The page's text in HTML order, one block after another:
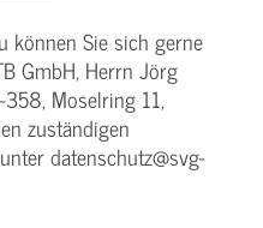
können Sie sich gerne
GmbH, Herrn Jörg
Moselring 11,
zuständigen
datenschutz@svg-